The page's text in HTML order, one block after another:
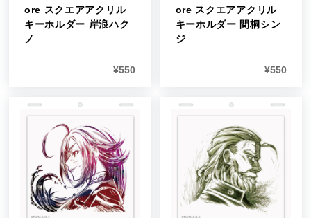
ore スクエアアクリル
キーホルダー 岸浪ハク
ノ
¥550
ore スクエアアクリル
キーホルダー 間桐シン
ジ
¥550